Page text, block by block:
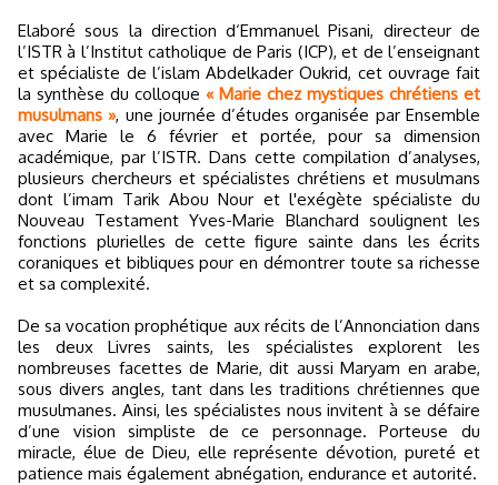
Elaboré sous la direction d‘Emmanuel Pisani, directeur de
l’ISTR à l’Institut catholique de Paris (ICP), et de l’enseignant
et spécialiste de l’islam Abdelkader Oukrid, cet ouvrage fait
la synthèse du colloque « Marie chez mystiques chrétiens et
musulmans », une journée d’études organisée par Ensemble
avec Marie le 6 février et portée, pour sa dimension
académique, par l’ISTR. Dans cette compilation d’analyses,
plusieurs chercheurs et spécialistes chrétiens et musulmans
dont l’imam Tarik Abou Nour et l'exégète spécialiste du
Nouveau Testament Yves-Marie Blanchard soulignent les
fonctions plurielles de cette figure sainte dans les écrits
coraniques et bibliques pour en démontrer toute sa richesse
et sa complexité.
De sa vocation prophétique aux récits de l’Annonciation dans
les deux Livres saints, les spécialistes explorent les
nombreuses facettes de Marie, dit aussi Maryam en arabe,
sous divers angles, tant dans les traditions chrétiennes que
musulmanes. Ainsi, les spécialistes nous invitent à se défaire
d’une vision simpliste de ce personnage. Porteuse du
miracle, élue de Dieu, elle représente dévotion, pureté et
patience mais également abnégation, endurance et autorité.